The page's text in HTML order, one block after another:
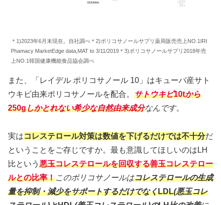
＊1)2023年6月末現在。自社調べ＊2)ポリコサノールサプリ薬局販売売上NO.1IRI
Phamacy MarketEdge data,MAT to 3/11/2019＊3)ポリコサノールサプリ2018年売
上NO.1韓国健康機能食品協会調べ
また、「レイデル ポリコサノール 10」はキューバ産サト
ウキビ由来ポリコサノールを配合。 サトウキビ10tから
250gしかとれない希少な自然由来成分なんです。
実はコレステロール対策は数値を下げるだけでは不十分だ
ということをご存じですか。最も意識してほしいのはLH
比という 悪玉コレステロールを回収する善玉コレステロー
ルとの比率！このポリコサノールはコレステロールの生成
量を抑制・減少をサポートするだけでなくLDL(悪玉コレ